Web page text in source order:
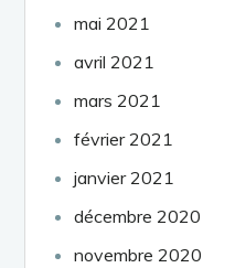
mai 2021
avril 2021
mars 2021
février 2021
janvier 2021
décembre 2020
novembre 2020